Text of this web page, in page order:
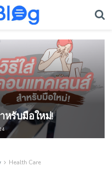
หรับมือใหม่!
Health Care